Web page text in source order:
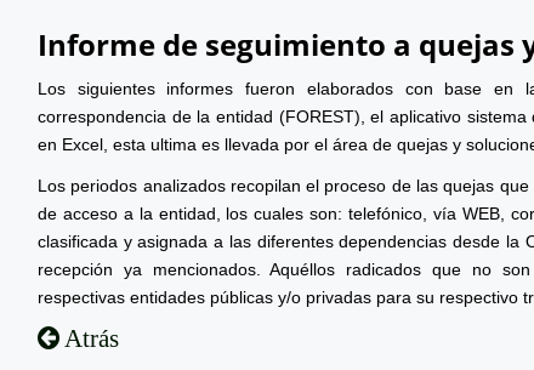
Informe de seguimiento a quejas
Los siguientes informes fueron elaborados con base
correspondencia de la entidad (FOREST), el aplicativo
en Excel, esta ultima es llevada por el área de quejas y
Los periodos analizados recopilan el proceso de las quejas
de acceso a la entidad, los cuales son: telefónico, vía WEB,
clasificada y asignada a las diferentes dependencias desde
recepción ya mencionados. Aquéllos radicados que no
respectivas entidades públicas y/o privadas para su respectivo
Atrás